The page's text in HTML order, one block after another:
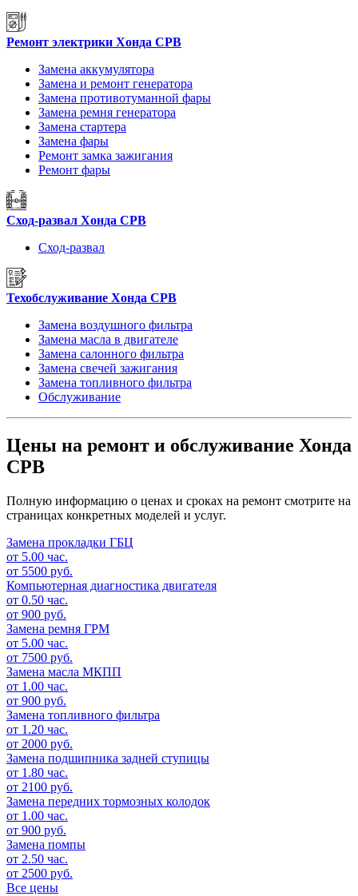
Ремонт электрики Хонда СРВ
Замена аккумулятора
Замена и ремонт генератора
Замена противотуманной фары
Замена ремня генератора
Замена стартера
Замена фары
Ремонт замка зажигания
Ремонт фары
Сход-развал Хонда СРВ
Сход-развал
Техобслуживание Хонда СРВ
Замена воздушного фильтра
Замена масла в двигателе
Замена салонного фильтра
Замена свечей зажигания
Замена топливного фильтра
Обслуживание
Цены на ремонт и обслуживание Хонда
СРВ
Полную информацию о ценах и сроках на ремонт смотрите на
страницах конкретных моделей и услуг.
Замена прокладки ГБЦ
от 5.00 час.
от 5500 руб.
Компьютерная диагностика двигателя
от 0.50 час.
от 900 руб.
Замена ремня ГРМ
от 5.00 час.
от 7500 руб.
Замена масла МКПП
от 1.00 час.
от 900 руб.
Замена топливного фильтра
от 1.20 час.
от 2000 руб.
Замена подшипника задней ступицы
от 1.80 час.
от 2100 руб.
Замена передних тормозных колодок
от 1.00 час.
от 900 руб.
Замена помпы
от 2.50 час.
от 2500 руб.
Все цены